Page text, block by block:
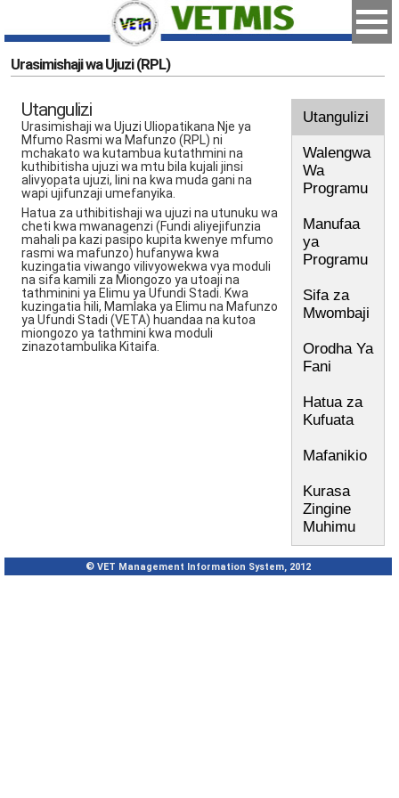
Urasimishaji wa Ujuzi (RPL)
Utangulizi
Urasimishaji wa Ujuzi Uliopatikana Nje ya
Mfumo Rasmi wa Mafunzo (RPL) ni
mchakato wa kutambua kutathmini na
kuthibitisha ujuzi wa mtu bila kujali jinsi
alivyopata ujuzi, lini na kwa muda gani na
wapi ujifunzaji umefanyika.
Hatua za uthibitishaji wa ujuzi na utunuku wa
cheti kwa mwanagenzi (Fundi aliyejifunzia
mahali pa kazi pasipo kupita kwenye mfumo
rasmi wa mafunzo) hufanywa kwa
kuzingatia viwango vilivyowekwa vya moduli
na sifa kamili za Miongozo ya utoaji na
tathminini ya Elimu ya Ufundi Stadi. Kwa
kuzingatia hili, Mamlaka ya Elimu na Mafunzo
ya Ufundi Stadi (VETA) huandaa na kutoa
miongozo ya tathmini kwa moduli
zinazotambulika Kitaifa.
Utangulizi
Walengwa
Wa
Programu
Manufaa
ya
Programu
Sifa za
Mwombaji
Orodha Ya
Fani
Hatua za
Kufuata
Mafanikio
Kurasa
Zingine
Muhimu
© VET Management Information System, 2012